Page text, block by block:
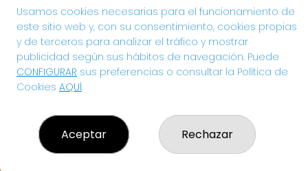
ADMINISTRACION DE LOTERIAS: 1-VILLANUEVA DE LOS
INFANTES - RECEPTOR OFICIAL: 26615
926360785
Clica aquí para contactar por WhatsApp
605897938
info@elhidalgodelasuerte.com
PLAZA MAYOR, 4 VILLANUEVA DE LOS INFANTES
(Ciudad Real) España
Usamos cookies necesarias para el funcionamiento de
este sitio web y, con su consentimiento, cookies propias
y de terceros para analizar el tráfico y mostrar
publicidad según sus hábitos de navegación. Puede
CONFIGURAR sus preferencias o consultar la Política de
Cookies AQUÍ.
Aceptar Rechazar